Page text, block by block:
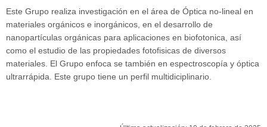
Este Grupo realiza investigación en el área de Óptica no-lineal en
materiales orgánicos e inorgánicos, en el desarrollo de
nanopartículas orgánicas para aplicaciones en biofotonica, así
como el estudio de las propiedades fotofisicas de diversos
materiales. El Grupo enfoca se también en espectroscopía y óptica
ultrarrápida. Este grupo tiene un perfil multidiciplinario.